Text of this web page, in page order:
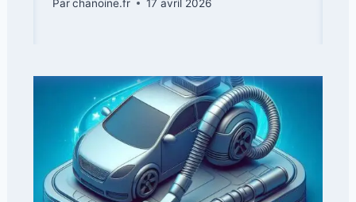
Parchanoine.fr 17 avril 2026